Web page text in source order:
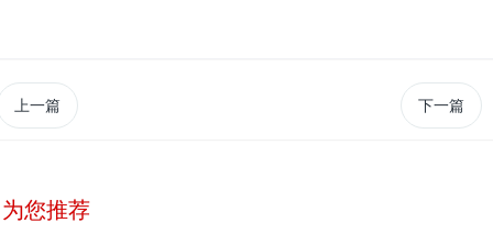
上一篇 下一篇
为您推荐